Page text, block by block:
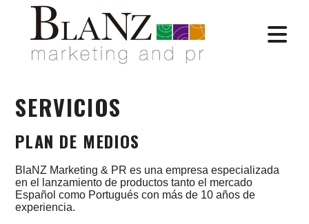
SERVICIOS
PLAN DE MEDIOS
BlaNZ Marketing & PR es una empresa especializada
en el lanzamiento de productos tanto el mercado
Español como Portugués con más de 10 años de
experiencia.